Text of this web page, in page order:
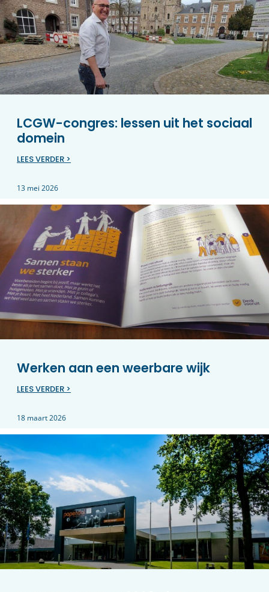
LCGW-congres: lessen uit het sociaal
domein
LEES VERDER >
13 mei 2026
Werken aan een weerbare wijk
LEES VERDER >
18 maart 2026